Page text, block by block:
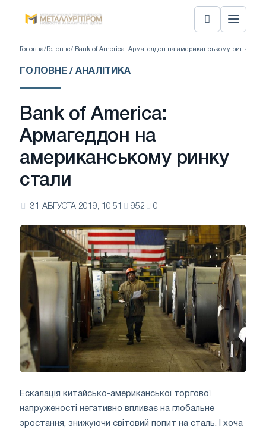
Головна/ Головне/ Bank of America: Армагеддон на американському ринку
ГОЛОВНЕ / АНАЛІТИКА
Bank of America:
Армагеддон на
американському ринку
стали
31 АВГУСТА 2019, 10:51 952 0
Ескалація китайсько-американської торгової
напруженості негативно впливає на глобальне
зростання, знижуючи світовий попит на сталь. І хоча